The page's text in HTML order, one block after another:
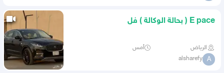
E pace ( بحالة الوكالة ) فل
الرياض أمس
A
alsharefy